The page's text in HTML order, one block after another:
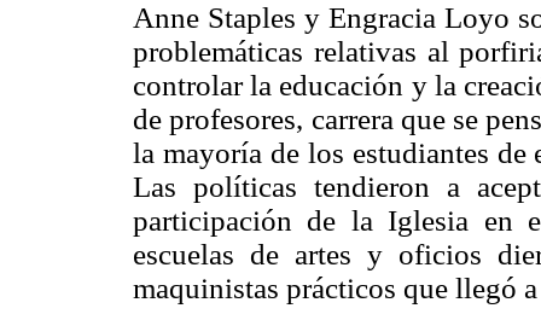
Anne Staples y Engracia Loyo
problemáticas relativas al
controlar la educación y la
de profesores, carrera que se
la mayoría de los estudiantes
Las políticas tendieron a
participación de la Iglesia en
escuelas de artes y oficios
maquinistas prácticos que llegó